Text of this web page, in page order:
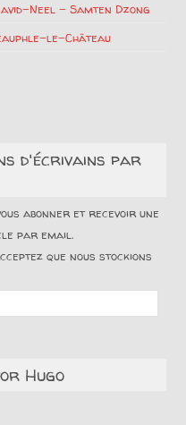
Neel – Samten Dzong
le-Château
d'écrivains par
abonner et recevoir une
par email.
que nous stockions
Hugo